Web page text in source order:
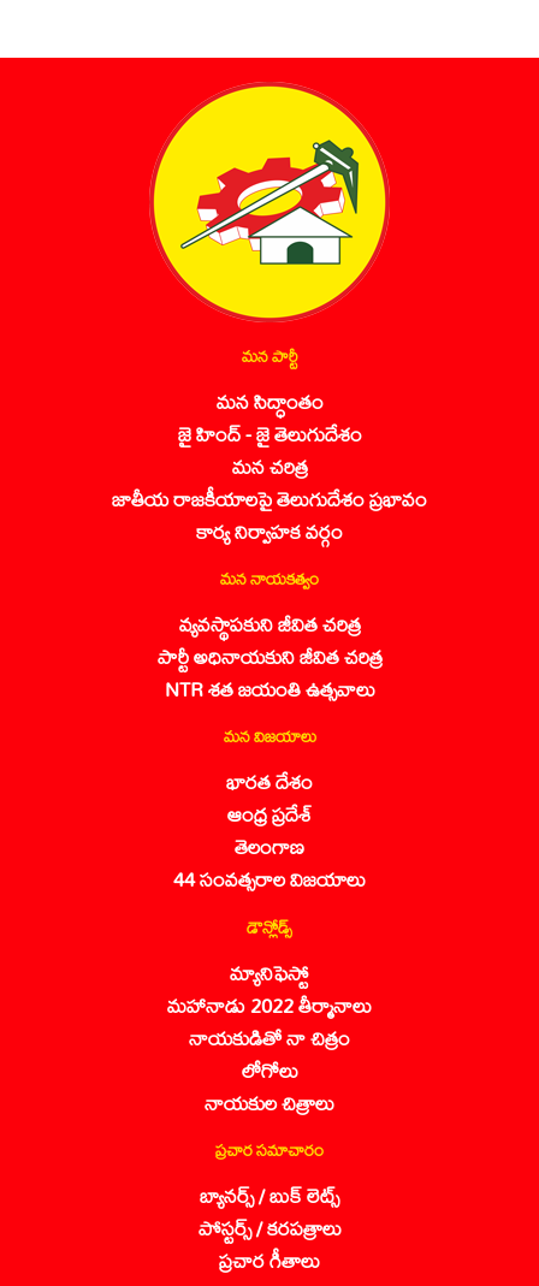
మన పార్టీ
మన సిద్ధాంతం
జై హింద్ - జై తెలుగుదేశం
మన చరిత్ర
జాతీయ రాజకీయాలపై తెలుగుదేశం ప్రభావం
కార్య నిర్వాహక వర్గం
మన నాయకత్వం
వ్యవస్థాపకుని జీవిత చరిత్ర
పార్టీ అధినాయకుని జీవిత చరిత్ర
NTR శత జయంతి ఉత్సవాలు
మన విజయాలు
భారత దేశం
ఆంధ్ర ప్రదేశ్
తెలంగాణ
44 సంవత్సరాల విజయాలు
డౌన్లోడ్స్
మ్యానిఫెస్టో
మహానాడు 2022 తీర్మానాలు
నాయకుడితో నా చిత్రం
లోగోలు
నాయకుల చిత్రాలు
ప్రచార సమాచారం
బ్యానర్స్ / బుక్ లెట్స్
పోస్టర్స్ / కరపత్రాలు
ప్రచార గీతాలు